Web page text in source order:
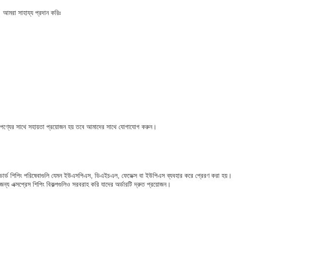
সাহায্য প্রদান করিঃ
সাথে সহায়তা প্রয়োজন হয় তবে আমাদের সাথে যোগাযোগ করুন।
শিপিং পরিষেবাগুলি যেমন ইউএসপিএস, ডিএইচএল, ফেডেক্স বা ইউপিএস ব্যবহার করে প্রেরণ করা হয়।
এক্সপ্রেস শিপিং বিকল্পগুলিও সরবরাহ করি যাদের অর্ডারটি দ্রুত প্রয়োজন।